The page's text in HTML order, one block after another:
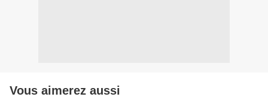
Vous aimerez aussi